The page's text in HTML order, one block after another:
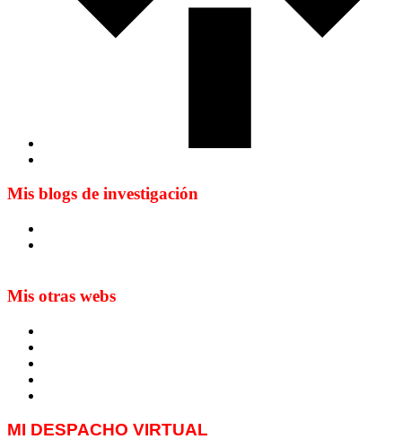
Mis blogs de investigación
Mis otras webs
MI DESPACHO VIRTUAL